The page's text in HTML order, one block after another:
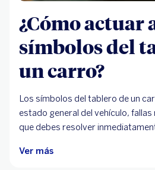
¿Cómo actuar
símbolos del
un carro?
Los símbolos del tablero de un
estado general del vehículo,
que debes resolver
Ver más